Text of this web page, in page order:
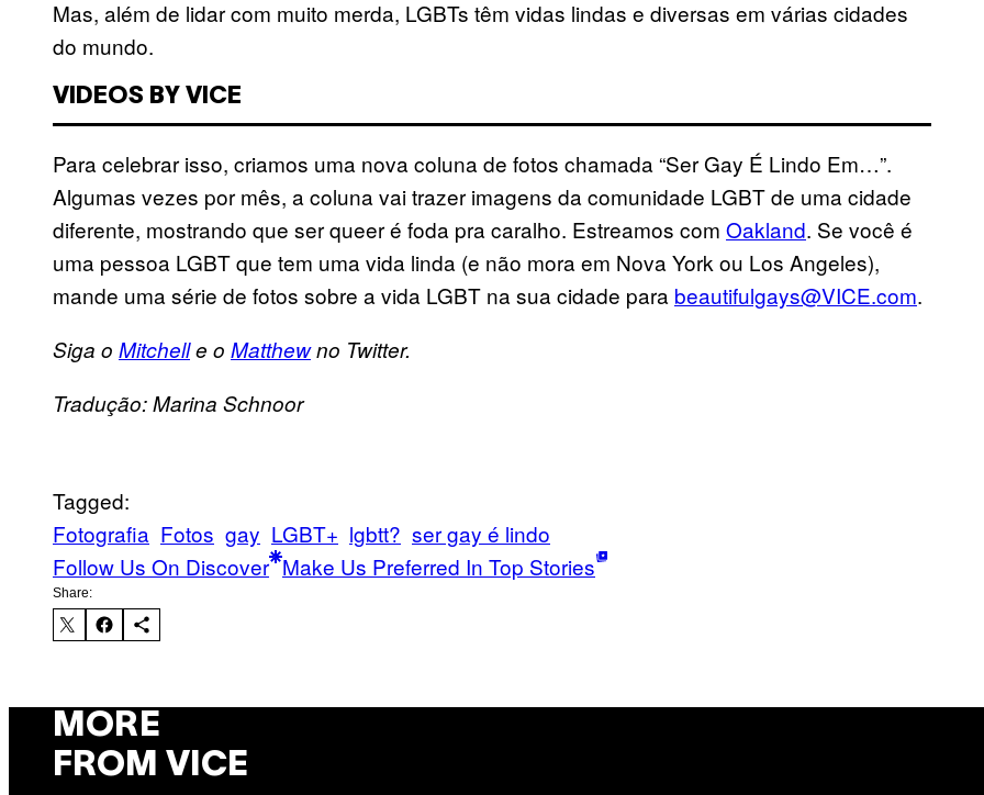
Mas, além de lidar com muito merda, LGBTs têm vidas lindas e diversas em várias cidades
do mundo.
VIDEOS BY VICE
Para celebrar isso, criamos uma nova coluna de fotos chamada “Ser Gay É Lindo Em…”.
Algumas vezes por mês, a coluna vai trazer imagens da comunidade LGBT de uma cidade
diferente, mostrando que ser queer é foda pra caralho. Estreamos com Oakland. Se você é
uma pessoa LGBT que tem uma vida linda (e não mora em Nova York ou Los Angeles),
mande uma série de fotos sobre a vida LGBT na sua cidade para beautifulgays@VICE.com.
Siga o Mitchelle o Matthewno Twitter.
Tradução: Marina Schnoor
Tagged:
Fotografia Fotos gay LGBT+ lgbtt? ser gay é lindo
Follow Us On Discover Make Us Preferred In Top Stories
Share:
MORE
FROM VICE